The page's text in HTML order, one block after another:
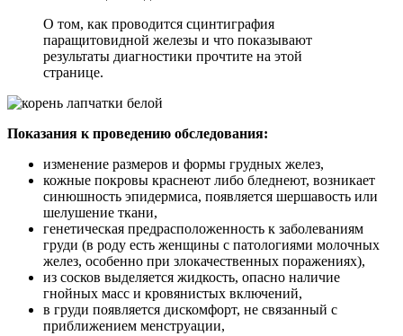
О том, как проводится сцинтиграфия
паращитовидной железы и что показывают
результаты диагностики прочтите на этой
странице.
Показания к проведению обследования:
изменение размеров и формы грудных желез,
кожные покровы краснеют либо бледнеют, возникает
синюшность эпидермиса, появляется шершавость или
шелушение ткани,
генетическая предрасположенность к заболеваниям
груди (в роду есть женщины с патологиями молочных
желез, особенно при злокачественных поражениях),
из сосков выделяется жидкость, опасно наличие
гнойных масс и кровянистых включений,
в груди появляется дискомфорт, не связанный с
приближением менструации,